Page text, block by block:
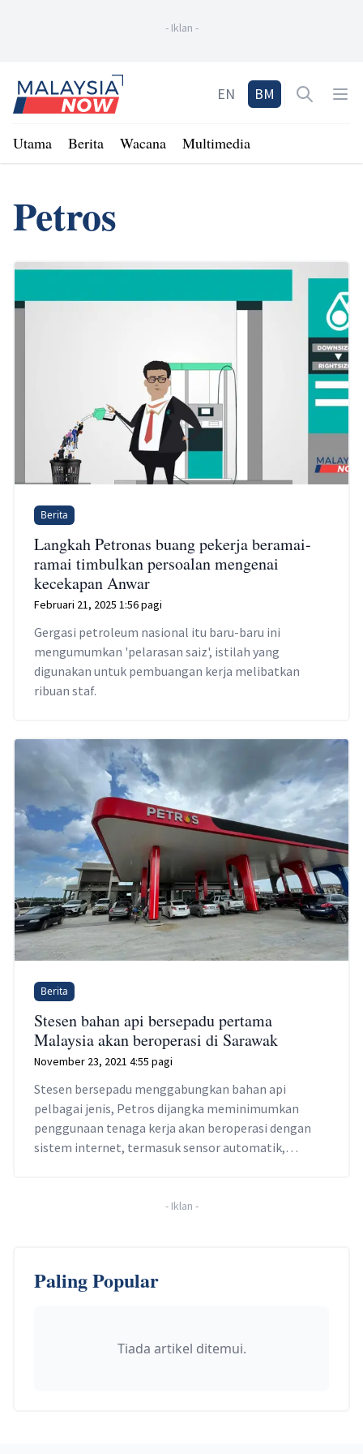
- Iklan -
Home
EN BM Open
Utama Berita Wacana Multimedia
Petros
Berita
Langkah Petronas buang pekerja beramai-
ramai timbulkan persoalan mengenai
kecekapan Anwar
Februari 21, 2025 1:56 pagi
Gergasi petroleum nasional itu baru-baru ini
mengumumkan 'pelarasan saiz', istilah yang
digunakan untuk pembuangan kerja melibatkan
ribuan staf.
Berita
Stesen bahan api bersepadu pertama
Malaysia akan beroperasi di Sarawak
November 23, 2021 4:55 pagi
Stesen bersepadu menggabungkan bahan api
pelbagai jenis, Petros dijangka meminimumkan
penggunaan tenaga kerja akan beroperasi dengan
sistem internet, termasuk sensor automatik,
- Iklan -
Paling Popular
Tiada artikel ditemui.